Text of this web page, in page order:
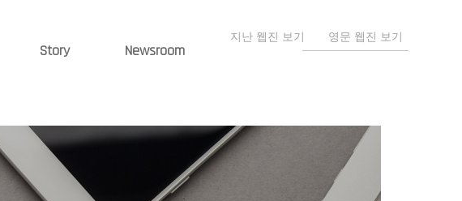
지난 웹진 보기 영문 웹진 보기
Story Newsroom